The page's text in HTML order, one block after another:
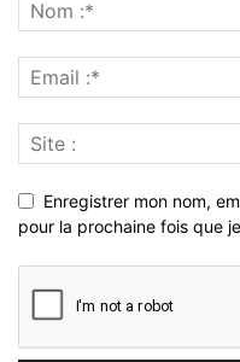
Enregistrer mon nom,
pour la prochaine fois que